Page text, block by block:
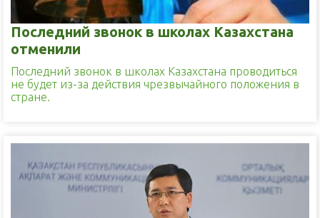
Последний звонок в школах Казахстана
отменили
Последний звонок в школах Казахстана проводиться
не будет из-за действия чрезвычайного положения в
стране.